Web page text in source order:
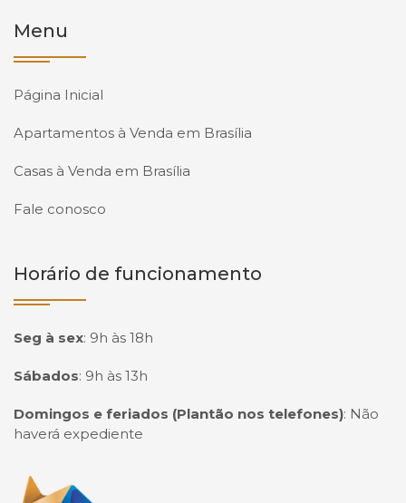
Menu
Página Inicial
Apartamentos à Venda em Brasília
Casas à Venda em Brasília
Fale conosco
Horário de funcionamento
Seg à sex: 9h às 18h
Sábados: 9h às 13h
Domingos e feriados (Plantão nos telefones): Não
haverá expediente
Página inicial